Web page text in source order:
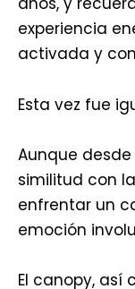
experiencia
activada y
Esta vez fue
Aunque
similitud con
enfrentar un
emoción
El canopy, así